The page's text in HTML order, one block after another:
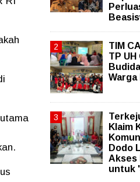
TIM
TP
Warga
Klaim
Dodo
Akses
untuk